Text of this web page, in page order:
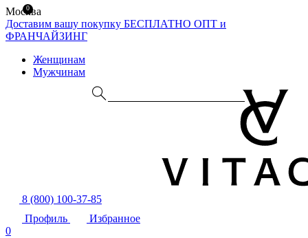
Москва
Доставим вашу покупку БЕСПЛАТНО ОПТ и
ФРАНЧАЙЗИНГ
Женщинам
Мужчинам
8 (800) 100-37-85
Профиль
Избранное
0
0